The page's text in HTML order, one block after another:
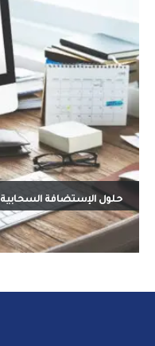
حلول الإستضافة السحابية